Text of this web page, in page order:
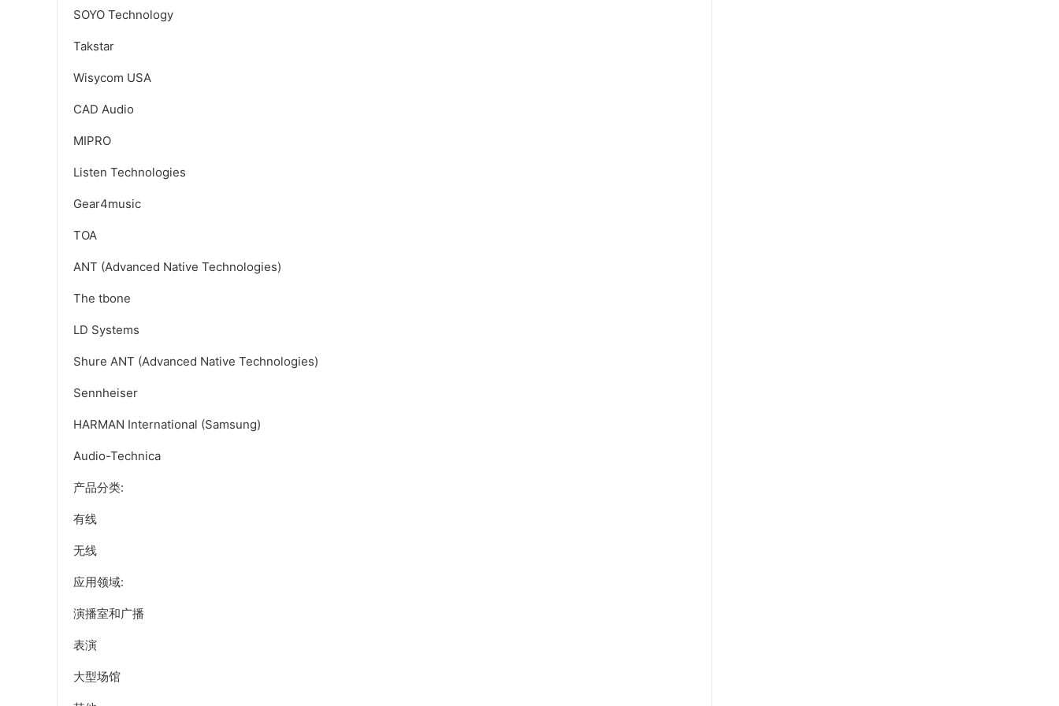
SOYO Technology
Takstar
Wisycom USA
CAD Audio
MIPRO
Listen Technologies
Gear4music
TOA
ANT (Advanced Native Technologies)
The tbone
LD Systems
Shure ANT (Advanced Native Technologies)
Sennheiser
HARMAN International (Samsung)
Audio-Technica
产品分类:
有线
无线
应用领域:
演播室和广播
表演
大型场馆